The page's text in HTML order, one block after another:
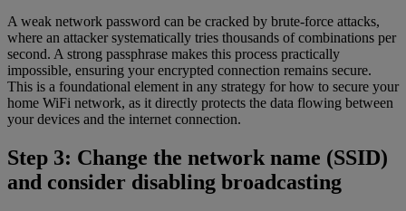
A weak network password can be cracked by brute-force attacks,
where an attacker systematically tries thousands of combinations per
second. A strong passphrase makes this process practically
impossible, ensuring your encrypted connection remains secure.
This is a foundational element in any strategy for how to secure your
home WiFi network, as it directly protects the data flowing between
your devices and the internet connection.
Step 3: Change the network name (SSID)
and consider disabling broadcasting